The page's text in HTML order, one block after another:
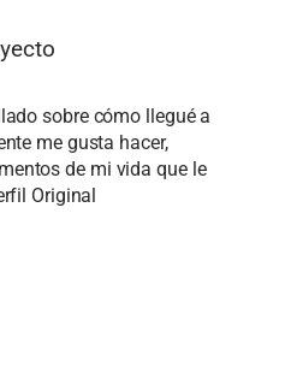
sobre cómo llegué a
me gusta hacer,
de mi vida que le
Original